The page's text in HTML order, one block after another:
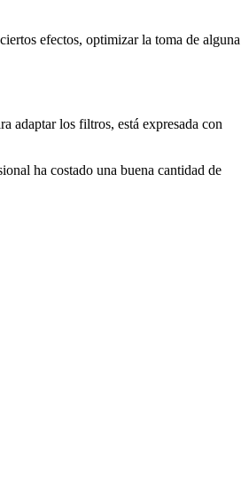
efectos, optimizar la toma de alguna
adaptar los filtros, está expresada con
ha costado una buena cantidad de